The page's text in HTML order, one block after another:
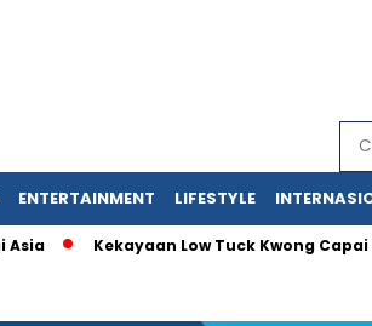
ENTERTAINMENT LIFESTYLE
Kekayaan Low Tuck Kwong Capai USD